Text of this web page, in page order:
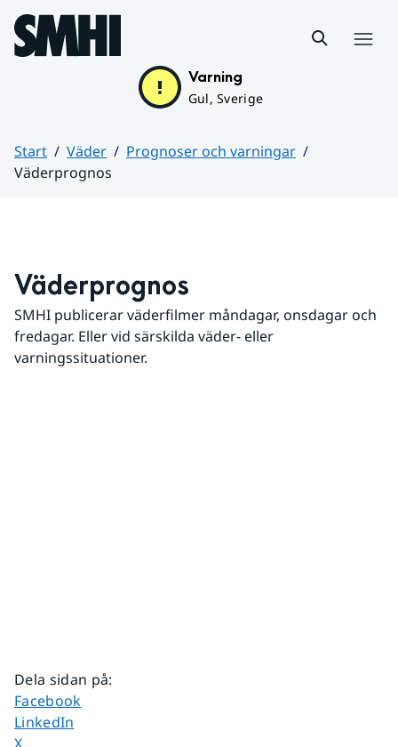
Hoppa till sidans innehåll
Varning
Gul, Sverige
Start Väder
Prognoser och varningar
Väderprognos
Väderprognos
SMHI publicerar väderfilmer måndagar, onsdagar och
fredagar. Eller vid särskilda väder- eller
varningssituationer.
Dela sidan på:
Dela sidan på
Facebook
Dela sidan på
LinkedIn
Dela sidan på